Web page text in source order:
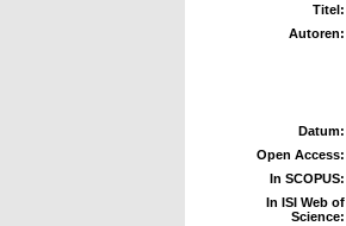
Titel:
Autoren:
Datum:
Open Access:
In SCOPUS:
In ISI Web of
Science: